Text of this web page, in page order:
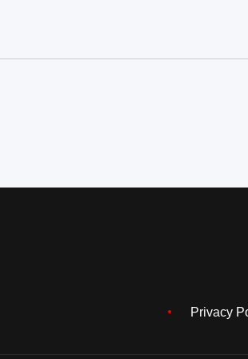
Privacy